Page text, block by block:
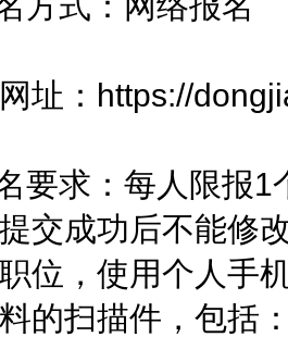
：https://
求：每人限报1
交成功后不能修
位，使用个人手
的扫描件，包括